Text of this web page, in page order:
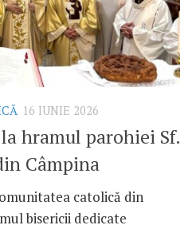
16 IUNIE 2026
hramul parohiei Sf.
Câmpina
catolică din
bisericii dedicate